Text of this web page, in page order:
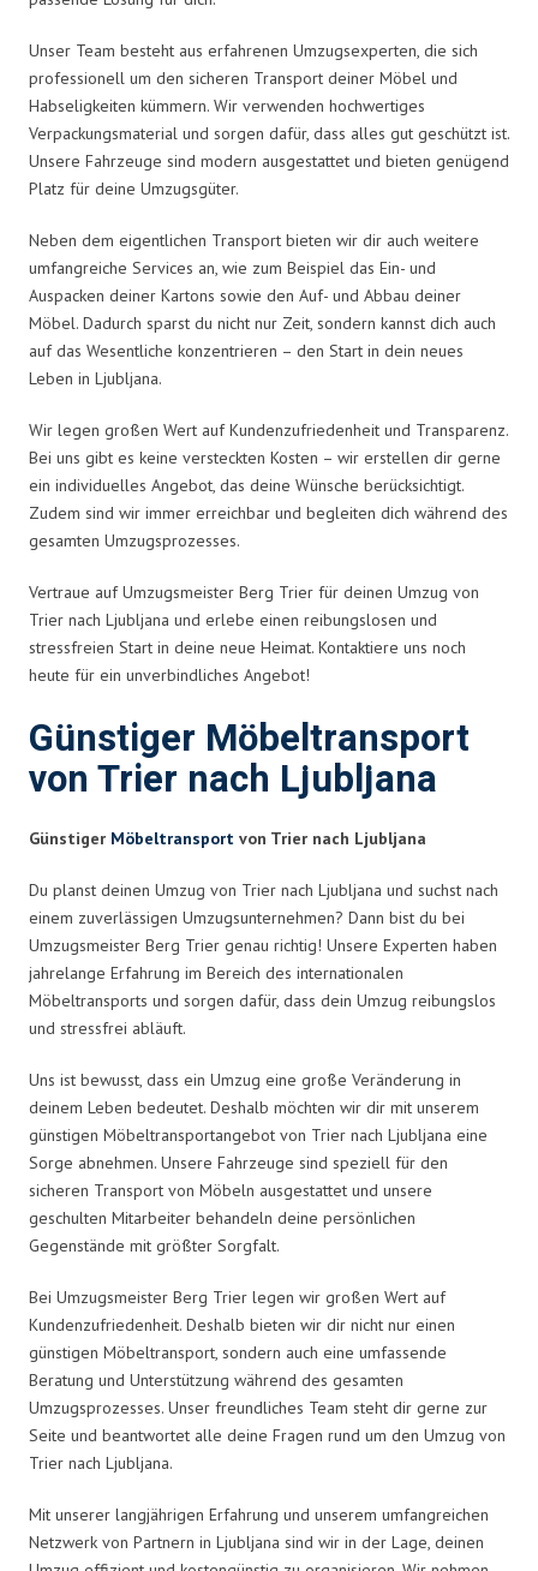
Unser Team besteht aus erfahrenen Umzugsexperten, die sich
professionell um den sicheren Transport deiner Möbel und
Habseligkeiten kümmern. Wir verwenden hochwertiges
Verpackungsmaterial und sorgen dafür, dass alles gut geschützt ist.
Unsere Fahrzeuge sind modern ausgestattet und bieten genügend
Platz für deine Umzugsgüter.
Neben dem eigentlichen Transport bieten wir dir auch weitere
umfangreiche Services an, wie zum Beispiel das Ein- und
Auspacken deiner Kartons sowie den Auf- und Abbau deiner
Möbel. Dadurch sparst du nicht nur Zeit, sondern kannst dich auch
auf das Wesentliche konzentrieren – den Start in dein neues
Leben in Ljubljana.
Wir legen großen Wert auf Kundenzufriedenheit und Transparenz.
Bei uns gibt es keine versteckten Kosten – wir erstellen dir gerne
ein individuelles Angebot, das deine Wünsche berücksichtigt.
Zudem sind wir immer erreichbar und begleiten dich während des
gesamten Umzugsprozesses.
Vertraue auf Umzugsmeister Berg Trier für deinen Umzug von
Trier nach Ljubljana und erlebe einen reibungslosen und
stressfreien Start in deine neue Heimat. Kontaktiere uns noch
heute für ein unverbindliches Angebot!
Günstiger Möbeltransport
von Trier nach Ljubljana
Günstiger Möbeltransport von Trier nach Ljubljana
Du planst deinen Umzug von Trier nach Ljubljana und suchst nach
einem zuverlässigen Umzugsunternehmen? Dann bist du bei
Umzugsmeister Berg Trier genau richtig! Unsere Experten haben
jahrelange Erfahrung im Bereich des internationalen
Möbeltransports und sorgen dafür, dass dein Umzug reibungslos
und stressfrei abläuft.
Uns ist bewusst, dass ein Umzug eine große Veränderung in
deinem Leben bedeutet. Deshalb möchten wir dir mit unserem
günstigen Möbeltransportangebot von Trier nach Ljubljana eine
Sorge abnehmen. Unsere Fahrzeuge sind speziell für den
sicheren Transport von Möbeln ausgestattet und unsere
geschulten Mitarbeiter behandeln deine persönlichen
Gegenstände mit größter Sorgfalt.
Bei Umzugsmeister Berg Trier legen wir großen Wert auf
Kundenzufriedenheit. Deshalb bieten wir dir nicht nur einen
günstigen Möbeltransport, sondern auch eine umfassende
Beratung und Unterstützung während des gesamten
Umzugsprozesses. Unser freundliches Team steht dir gerne zur
Seite und beantwortet alle deine Fragen rund um den Umzug von
Trier nach Ljubljana.
Mit unserer langjährigen Erfahrung und unserem umfangreichen
Netzwerk von Partnern in Ljubljana sind wir in der Lage, deinen